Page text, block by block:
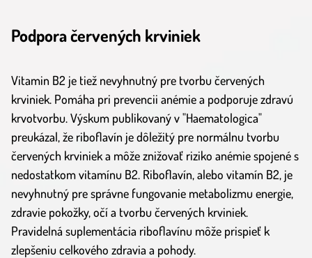
Podpora červených krviniek
Vitamin B2 je tiež nevyhnutný pre tvorbu červených
krviniek. Pomáha pri prevencii anémie a podporuje zdravú
krvotvorbu. Výskum publikovaný v "Haematologica"
preukázal, že riboflavín je dôležitý pre normálnu tvorbu
červených krviniek a môže znižovať riziko anémie spojené s
nedostatkom vitamínu B2. Riboflavín, alebo vitamín B2, je
nevyhnutný pre správne fungovanie metabolizmu energie,
zdravie pokožky, očí a tvorbu červených krviniek.
Pravidelná suplementácia riboflavínu môže prispieť k
zlepšeniu celkového zdravia a pohody.